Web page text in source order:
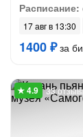
Расписание:
17 авг в 13:30
1400 ₽за
33